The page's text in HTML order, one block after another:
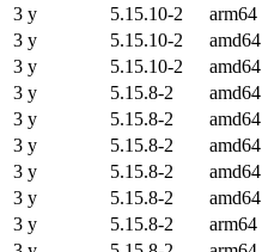
3 y
5.15.10-2 arm64
3 y
5.15.10-2 amd64
3 y
5.15.10-2 amd64
3 y
5.15.8-2 amd64
3 y
5.15.8-2 amd64
3 y
5.15.8-2 amd64
3 y
5.15.8-2 amd64
3 y
5.15.8-2 amd64
3 y
5.15.8-2 arm64